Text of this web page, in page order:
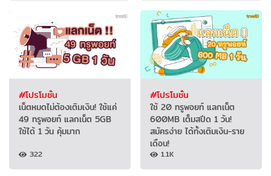
#โปรโมชั่น
เน็ตหมดไม่ต้องเติมเงิน! ใช้แค่
49 ทรูพอยท์ แลกเน็ต 5GB
ใช้ได้ 1 วัน คุ้มมาก
322
#โปรโมชั่น
ใช้ 20 ทรูพอยท์ แลกเน็ต
600MB เต็มสปีด 1 วัน!
สมัครง่าย ได้ทั้งเติมเงิน-ราย
เดือน!
1.1K